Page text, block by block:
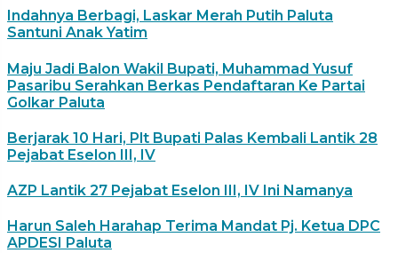
Indahnya Berbagi, Laskar Merah Putih Paluta
Santuni Anak Yatim
Maju Jadi Balon Wakil Bupati, Muhammad Yusuf
Pasaribu Serahkan Berkas Pendaftaran Ke Partai
Golkar Paluta
Berjarak 10 Hari, Plt Bupati Palas Kembali Lantik 28
Pejabat Eselon III, IV
AZP Lantik 27 Pejabat Eselon III, IV Ini Namanya
Harun Saleh Harahap Terima Mandat Pj. Ketua DPC
APDESI Paluta